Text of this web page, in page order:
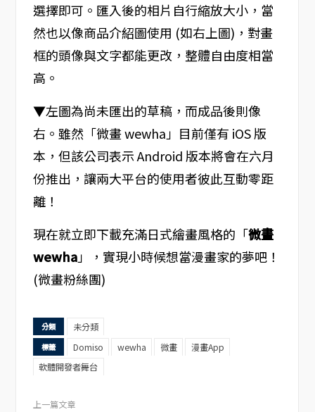
選擇即可。匯入後的相片自行縮放大小，當
然也以像商品介紹圖使用 (如右上圖)，對畫
框的頭像與文字都能更改，整體自由度相當
高。
▼左圖為尚未匯出的草稿，而成品後則像
右。雖然「微畫 wewha」目前僅有 iOS 版
本，但該公司表示 Android 版本將會在六月
份推出，讓兩大平台的使用者彼此互動零距
離！
現在就立即下載充滿日式繪畫風格的「微畫
wewha」，實現小時候想當漫畫家的夢吧！
(微畫粉絲團)
分類 未分類
標籤 Domiso wewha 微畫
漫畫App
軟體開發者舞台
上一篇文章